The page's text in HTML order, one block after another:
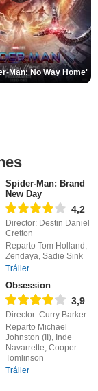
Man: No Way Home'
Spider-Man: Brand
New Day
4,2
Director: Destin Daniel
Cretton
Reparto Tom Holland,
Zendaya, Sadie Sink
Tráiler
Obsession
3,9
Director: Curry Barker
Reparto Michael
Johnston (II), Inde
Navarrette, Cooper
Tomlinson
Tráiler